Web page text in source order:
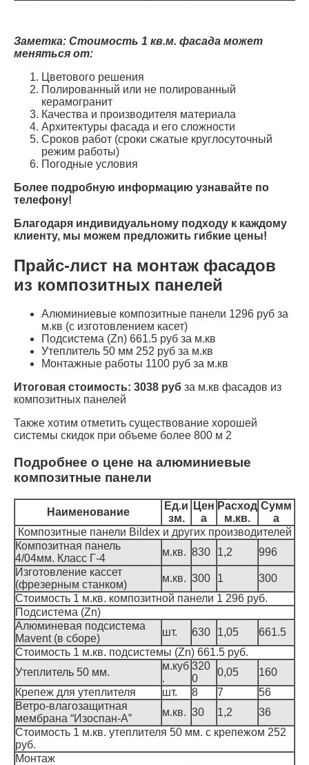
Заметка: Стоимость 1 кв.м. фасада может
меняться от:
Цветового решения
Полированный или не полированный
керамогранит
Качества и производителя материала
Архитектуры фасада и его сложности
Cроков работ (сроки сжатые круглосуточный
режим работы)
Погодные условия
Более подробную информацию узнавайте по
телефону!
Благодаря индивидуальному подходу к каждому
клиенту, мы можем предложить гибкие цены!
Прайс-лист на монтаж фасадов
из композитных панелей
Алюминиевые композитные панели 1296 руб за
м.кв (с изготовлением касет)
Подсистема (Zn) 661.5 руб за м.кв
Утеплитель 50 мм 252 руб за м.кв
Монтажные работы 1100 руб за м.кв
Итоговая стоимость: 3038 руб за м.кв фасадов из
композитных панелей
Также хотим отметить существование хорошей
системы скидок при объеме более 800 м 2
Подробнее о цене на алюминиевые
композитные панели
Наименование
Ед.и
зм.
Цен
а
Расход
м.кв.
Сумм
а
Композитные панели Bildex и других производителей
Композитная панель
4/04мм. Класс Г-4
м.кв. 830 1,2
996
Изготовление кассет
(фрезерным станком)
м.кв. 300 1
300
Стоимость 1 м.кв. композитной панели 1 296 руб.
Подсистема (Zn)
Алюминевая подсистема
Mavent (в сборе)
шт. 630 1,05
661.5
Стоимость 1 м.кв. подсистемы (Zn) 661.5 руб.
Утеплитель 50 мм.
м.куб
.
320
0
0,05
160
Крепеж для утеплителя
шт. 8 7
56
Ветро-влагозащитная
мембрана “Изоспан-А”
м.кв. 30 1,2
36
Стоимость 1 м.кв. утеплителя 50 мм. с крепежом 252
руб.
Монтаж